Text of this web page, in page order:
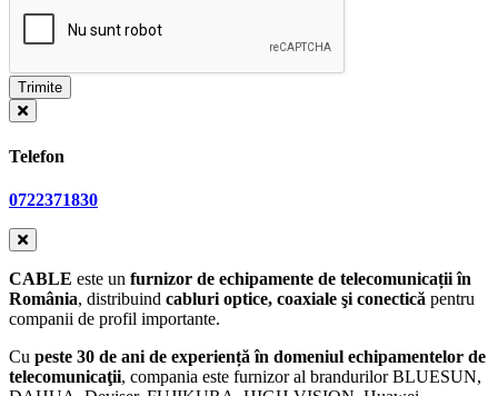
Telefon
0722371830
CABLE este un furnizor de echipamente de telecomunicații în
România, distribuind cabluri optice, coaxiale şi conectică pentru
companii de profil importante.
Cu peste 30 de ani de experiență în domeniul echipamentelor de
telecomunicaţii, compania este furnizor al brandurilor BLUESUN,